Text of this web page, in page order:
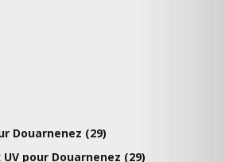
Douarnenez (29)
UV pour Douarnenez (29)